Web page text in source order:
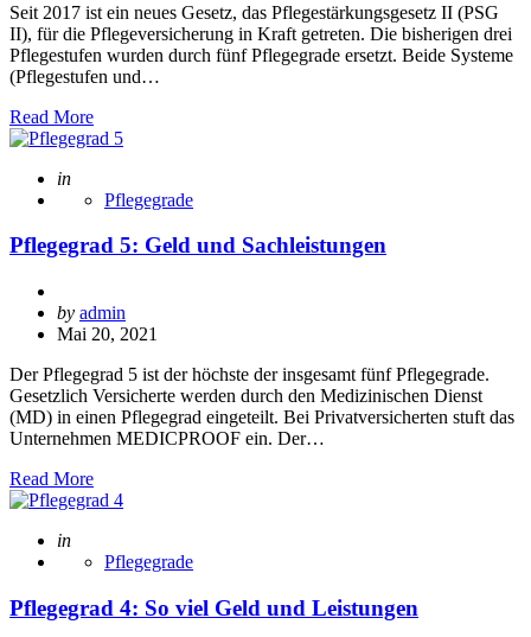
Seit 2017 ist ein neues Gesetz, das Pflegestärkungsgesetz II (PSG
II), für die Pflegeversicherung in Kraft getreten. Die bisherigen drei
Pflegestufen wurden durch fünf Pflegegrade ersetzt. Beide Systeme
(Pflegestufen und…
Read More
Posted
in
Pflegegrade
Pflegegrad 5: Geld und Sachleistungen
Posted
by
by admin
Mai 20, 2021
Der Pflegegrad 5 ist der höchste der insgesamt fünf Pflegegrade.
Gesetzlich Versicherte werden durch den Medizinischen Dienst
(MD) in einen Pflegegrad eingeteilt. Bei Privatversicherten stuft das
Unternehmen MEDICPROOF ein. Der…
Read More
Posted
in
Pflegegrade
Pflegegrad 4: So viel Geld und Leistungen